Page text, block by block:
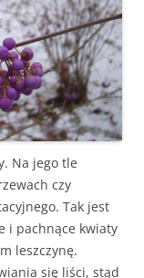
Na jego tle
czy
Tak jest
i pachnące kwiaty
leszczynę.
się liści, stąd